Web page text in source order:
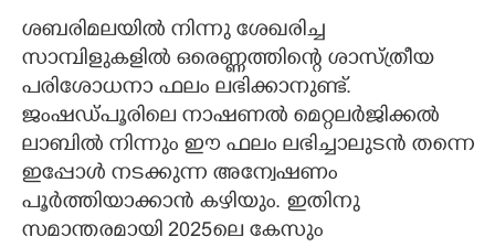
ശബരിമലയിൽ നിന്നു ശേഖരിച്ച
സാമ്പിളുകളിൽ ഒരെണ്ണത്തിന്റെ ശാസ്ത്രീയ
പരിശോധനാ ഫലം ലഭിക്കാനുണ്ട്.
ജംഷഡ്പൂരിലെ നാഷണൽ മെറ്റലർജിക്കൽ
ലാബിൽ നിന്നും ഈ ഫലം ലഭിച്ചാലുടൻ തന്നെ
ഇപ്പോൾ നടക്കുന്ന അന്വേഷണം
പൂർത്തിയാക്കാൻ കഴിയും. ഇതിനു
സമാന്തരമായി 2025ലെ കേസും